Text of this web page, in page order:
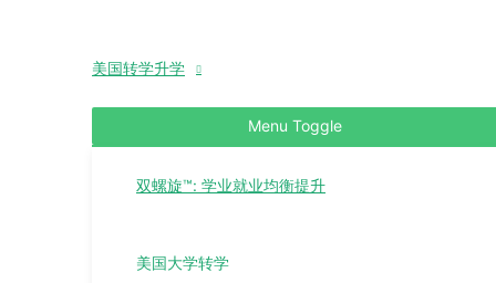
美国转学升学
Menu Toggle
双螺旋™: 学业就业均衡提升
美国大学转学